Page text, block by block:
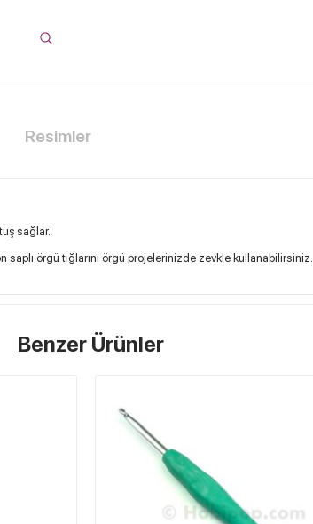
Resimler
sağlar.
örgü tığlarını örgü projelerinizde zevkle kullanabilirsiniz.
Benzer Ürünler